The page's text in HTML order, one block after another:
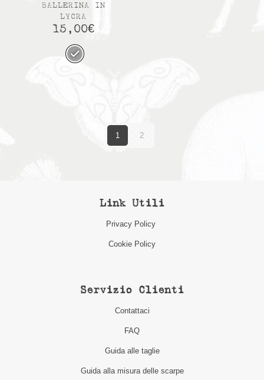
BALLERINA IN
LYCRA
15,00€
1 2
Link Utili
Privacy Policy
Cookie Policy
Servizio Clienti
Contattaci
FAQ
Guida alle taglie
Guida alla misura delle scarpe